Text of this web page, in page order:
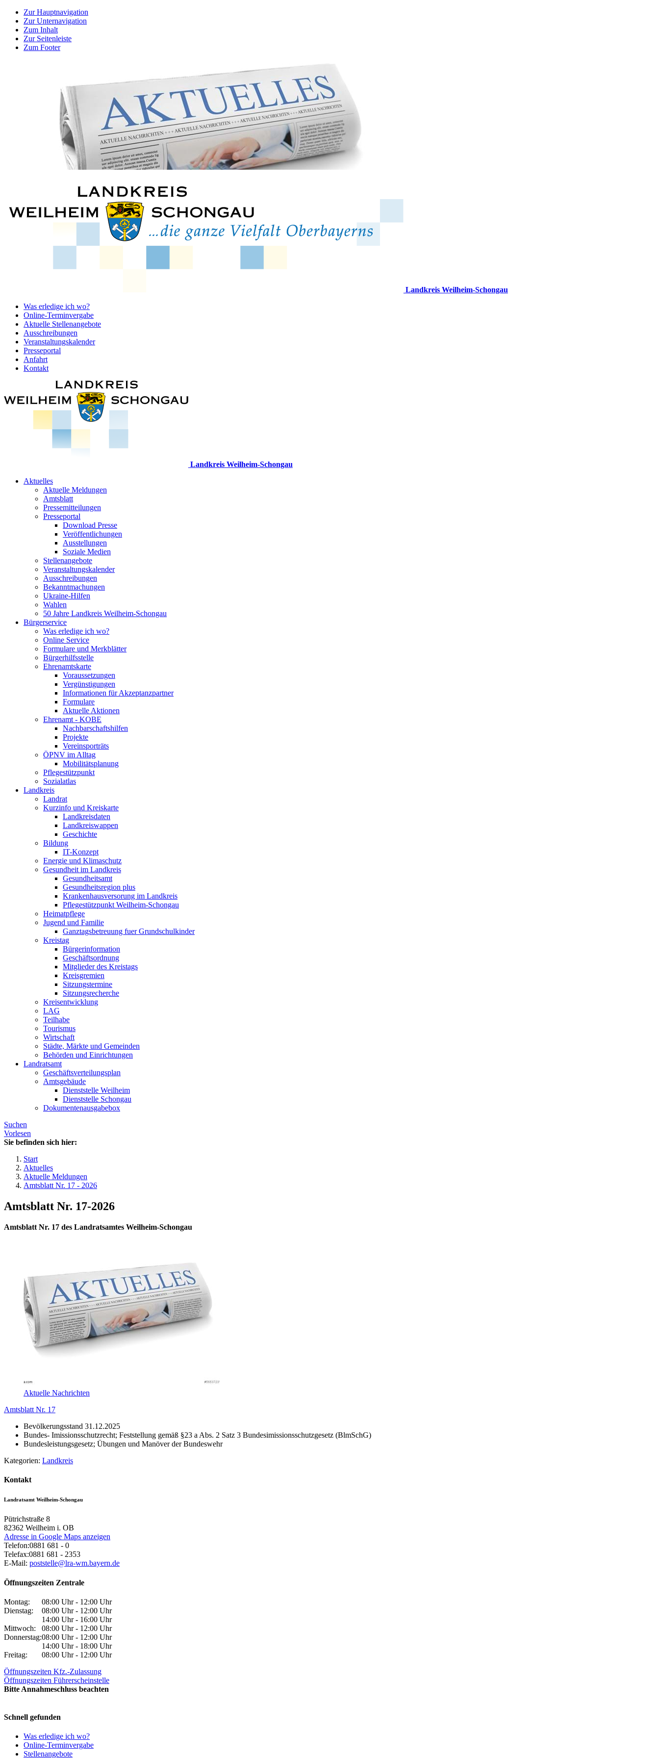
Zur Hauptnavigation
Zur Unternavigation
Zum Inhalt
Zur Seitenleiste
Zum Footer
Landkreis Weilheim-Schongau
Was erledige ich wo?
Online-Terminvergabe
Aktuelle Stellenangebote
Ausschreibungen
Veranstaltungskalender
Presseportal
Anfahrt
Kontakt
Landkreis Weilheim-Schongau
Aktuelles
Aktuelle Meldungen
Amtsblatt
Pressemitteilungen
Presseportal
Download Presse
Veröffentlichungen
Ausstellungen
Soziale Medien
Stellenangebote
Veranstaltungskalender
Ausschreibungen
Bekanntmachungen
Ukraine-Hilfen
Wahlen
50 Jahre Landkreis Weilheim-Schongau
Bürgerservice
Was erledige ich wo?
Online Service
Formulare und Merkblätter
Bürgerhilfsstelle
Ehrenamtskarte
Voraussetzungen
Vergünstigungen
Informationen für Akzeptanzpartner
Formulare
Aktuelle Aktionen
Ehrenamt - KOBE
Nachbarschaftshilfen
Projekte
Vereinsporträts
ÖPNV im Alltag
Mobilitätsplanung
Pflegestützpunkt
Sozialatlas
Landkreis
Landrat
Kurzinfo und Kreiskarte
Landkreisdaten
Landkreiswappen
Geschichte
Bildung
IT-Konzept
Energie und Klimaschutz
Gesundheit im Landkreis
Gesundheitsamt
Gesundheitsregion plus
Krankenhausversorung im Landkreis
Pflegestützpunkt Weilheim-Schongau
Heimatpflege
Jugend und Familie
Ganztagsbetreuung fuer Grundschulkinder
Kreistag
Bürgerinformation
Geschäftsordnung
Mitglieder des Kreistags
Kreisgremien
Sitzungstermine
Sitzungsrecherche
Kreisentwicklung
LAG
Teilhabe
Tourismus
Wirtschaft
Städte, Märkte und Gemeinden
Behörden und Einrichtungen
Landratsamt
Geschäftsverteilungsplan
Amtsgebäude
Dienststelle Weilheim
Dienststelle Schongau
Dokumentenausgabebox
Suchen
Vorlesen
Sie befinden sich hier:
Start
Aktuelles
Aktuelle Meldungen
Amtsblatt Nr. 17 - 2026
Amtsblatt Nr. 17-2026
Amtsblatt Nr. 17 des Landratsamtes Weilheim-Schongau
Aktuelle Nachrichten
Amtsblatt Nr. 17
Bevölkerungsstand 31.12.2025
Bundes- Imissionsschutzrecht; Feststellung gemäß §23 a Abs. 2 Satz 3 Bundesimissionsschutzgesetz (BlmSchG)
Bundesleistungsgesetz; Übungen und Manöver der Bundeswehr
Kategorien: Landkreis
Kontakt
Landratsamt Weilheim-Schongau
Pütrichstraße 8
82362 Weilheim i. OB
Adresse in Google Maps anzeigen
Telefon:0881 681 - 0
Telefax:0881 681 - 2353
E-Mail: poststelle@lra-wm.bayern.de
Öffnungszeiten Zentrale
Montag:
08:00 Uhr - 12:00 Uhr
Dienstag:
08:00 Uhr - 12:00 Uhr
14:00 Uhr - 16:00 Uhr
Mittwoch:
08:00 Uhr - 12:00 Uhr
Donnerstag:08:00 Uhr - 12:00 Uhr
14:00 Uhr - 18:00 Uhr
Freitag:
08:00 Uhr - 12:00 Uhr
Öffnungszeiten Kfz.-Zulassung
Öffnungszeiten Führerscheinstelle
Bitte Annahmeschluss beachten
Schnell gefunden
Was erledige ich wo?
Online-Terminvergabe
Stellenangebote